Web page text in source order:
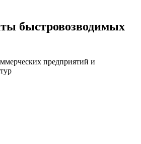
быстровозводимых
предприятий и